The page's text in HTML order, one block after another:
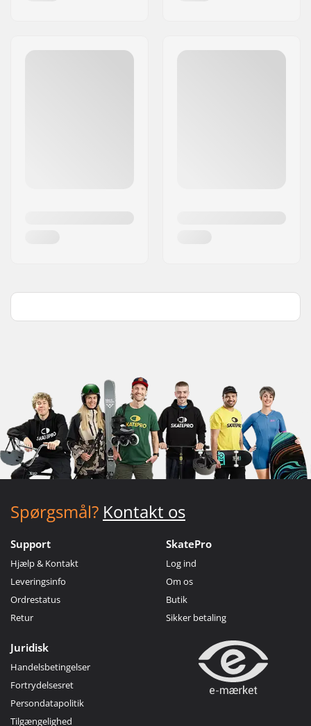
Spørgsmål? Kontakt os
Support
Hjælp & Kontakt
Leveringsinfo
Ordrestatus
Retur
SkatePro
Log ind
Om os
Butik
Sikker betaling
Juridisk
Handelsbetingelser
Fortrydelsesret
Persondatapolitik
Tilgængelighed